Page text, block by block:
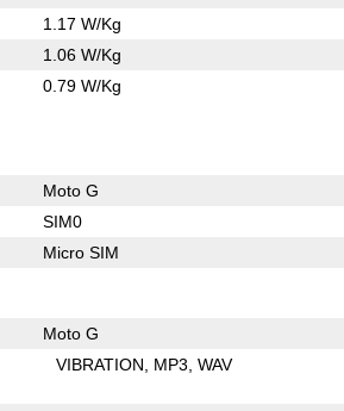
1.17 W/Kg
1.06 W/Kg
0.79 W/Kg
Moto G
SIM0
Micro SIM
Moto G
VIBRATION MP3 WAV